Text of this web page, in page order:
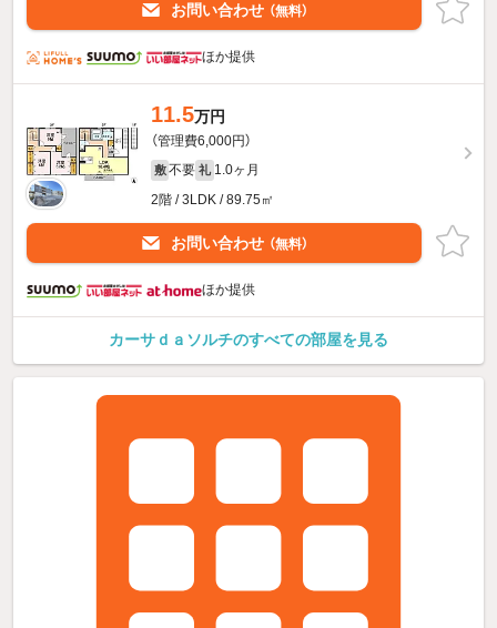
お問い合わせ （無料）
ほか提供
11.5万円
（管理費6,000円）
敷 不要 礼 1.0ヶ月
2階 / 3LDK / 89.75㎡
お問い合わせ （無料）
ほか提供
カーサｄａソルチのすべての部屋を見る